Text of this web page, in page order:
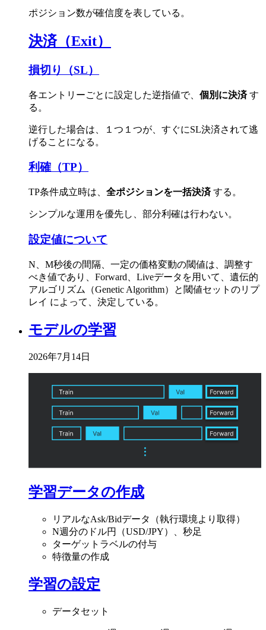
ポジション数が確信度を表している。
決済（Exit）
損切り（SL）
各エントリーごとに設定した逆指値で、 個別に決済す
る。
逆行した場合は、１つ１つが、すぐにSL決済されて逃
げることになる。
利確（TP）
TP条件成立時は、 全ポジションを一括決済する。
シンプルな運用を優先し、部分利確は行わない。
設定値について
N、M秒後の間隔、一定の価格変動の閾値は、調整す
べき値であり、Forward、Liveデータを用いて、遺伝的
アルゴリズム（Genetic Algorithm）と閾値セットのリプ
レイ によって、決定している。
モデルの学習
2026年7月14日
学習データの作成
リアルなAsk/Bidデータ（執行環境より取得）
N週分のドル円（USD/JPY）、秒足
ターゲットラベルの付与
特徴量の作成
学習の設定
データセット